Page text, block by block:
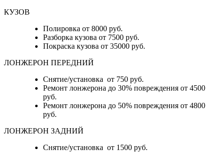
КУЗОВ
Полировка от 8000 руб.
Разборка кузова от 7500 руб.
Покраска кузова от 35000 руб.
ЛОНЖЕРОН ПЕРЕДНИЙ
Снятие/установка от 750 руб.
Ремонт лонжерона до 30% повреждения от 4500
руб.
Ремонт лонжерона до 50% повреждения от 4800
руб.
ЛОНЖЕРОН ЗАДНИЙ
Снятие/установка от 1500 руб.